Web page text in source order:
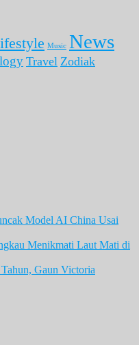
Music News
Travel Zodiak
Model AI China Usai
Menikmati Laut Mati di
Gaun Victoria